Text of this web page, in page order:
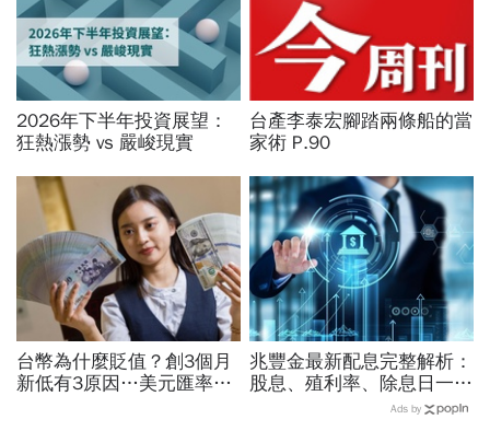
2026年下半年投資展望：
狂熱漲勢 vs 嚴峻現實
台產李泰宏腳踏兩條船的當
家術 P.90
台幣為什麼貶值？創3個月
新低有3原因…美元匯率接
兆豐金最新配息完整解析：
股息、殖利率、除息日一次
Ads by